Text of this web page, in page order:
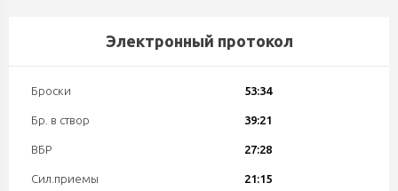
Электронный протокол
Броски 53:34
Бр. в створ 39:21
ВБР 27:28
Сил.приемы 21:15